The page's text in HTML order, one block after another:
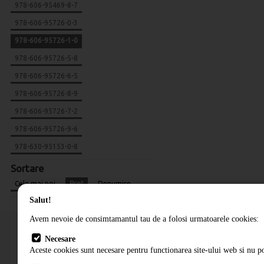
978-606-95469-8-7
978-606-95726-0-3
978-606-95726-1-0
978-606-95726-5-8
978-606-95726-6-5
978-606-95726-8-9
978-606-95726-7-2
978-606-95726-9-6
978-630-95153-0-8
Sortare
Cele mai noi Pret Denumire
Salut!
Avem nevoie de consimtamantul tau de a folosi urmatoarele cookies:
Necesare
Aceste cookies sunt necesare pentru functionarea site-ului web si nu